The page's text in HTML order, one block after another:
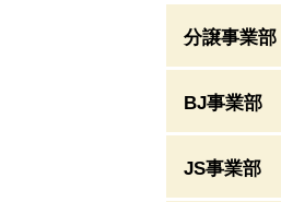
分譲事業部
BJ事業部
JS事業部